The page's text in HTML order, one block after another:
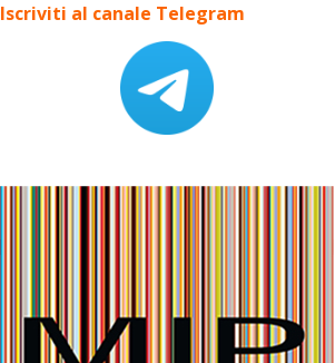
Iscriviti al canale Telegram